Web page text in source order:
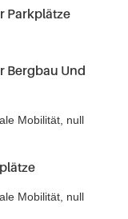
Parkplätze
Bergbau Und